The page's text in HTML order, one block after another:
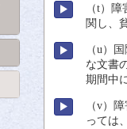
（t）
障
関 し、
（u）
な文書
期間中
（v）
っては